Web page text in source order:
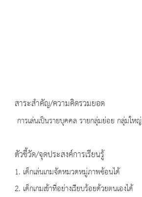
สาระสำคัญ/ความคิดรวมยอด
การเล่นเป็นรายบุคคล รายกลุ่มย่อย กลุ่มใหญ่
ตัวชี้วัด/จุดประสงค์การเรียนรู้
1. เด็กเล่นเกมจัดหมวดหมู่ภาพซ้อนได้
2. เด็กเกมเข้าที่อย่างเรียบร้อยด้วยตนเองได้